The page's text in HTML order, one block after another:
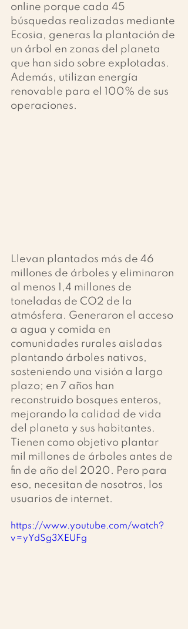
online porque cada 45
búsquedas realizadas mediante
Ecosia, generas la plantación de
un árbol en zonas del planeta
que han sido sobre explotadas.
Además, utilizan energía
renovable para el 100% de sus
operaciones.
Llevan plantados más de 46
millones de árboles y eliminaron
al menos 1,4 millones de
toneladas de CO2 de la
atmósfera. Generaron el acceso
a agua y comida en
comunidades rurales aisladas
plantando árboles nativos,
sosteniendo una visión a largo
plazo; en 7 años han
reconstruido bosques enteros,
mejorando la calidad de vida
del planeta y sus habitantes.
Tienen como objetivo plantar
mil millones de árboles antes de
fin de año del 2020. Pero para
eso, necesitan de nosotros, los
usuarios de internet.
https://www.youtube.com/watch?
v=yYdSg3XEUFg